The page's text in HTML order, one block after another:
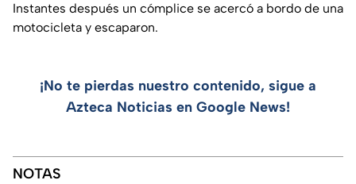
Instantes después un cómplice se acercó a bordo de una
motocicleta y escaparon.
¡No te pierdas nuestro contenido, sigue a
Azteca Noticias en Google News!
NOTAS